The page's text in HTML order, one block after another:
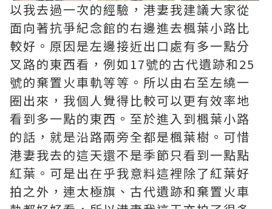
以我去過一次的經驗，港妻我建議大家從
面向著抗爭紀念館的右邊進去楓葉小路比
較好。原因是左邊接近出口處有多一點分
叉路的東西看，例如17號的古代遺跡和25
號的棄置火車軌等等。所以由右至左繞一
圈出來，我個人覺得比較可以更有效率地
看到多一點的東西。至於進入到楓葉小路
的話，就是沿路兩旁全都是楓葉樹。可惜
港妻我去的這天還不是季節只看到一點點
紅葉。可是出在乎我意料這裡除了紅葉好
拍之外，連太極旗、古代遺跡和棄置火車